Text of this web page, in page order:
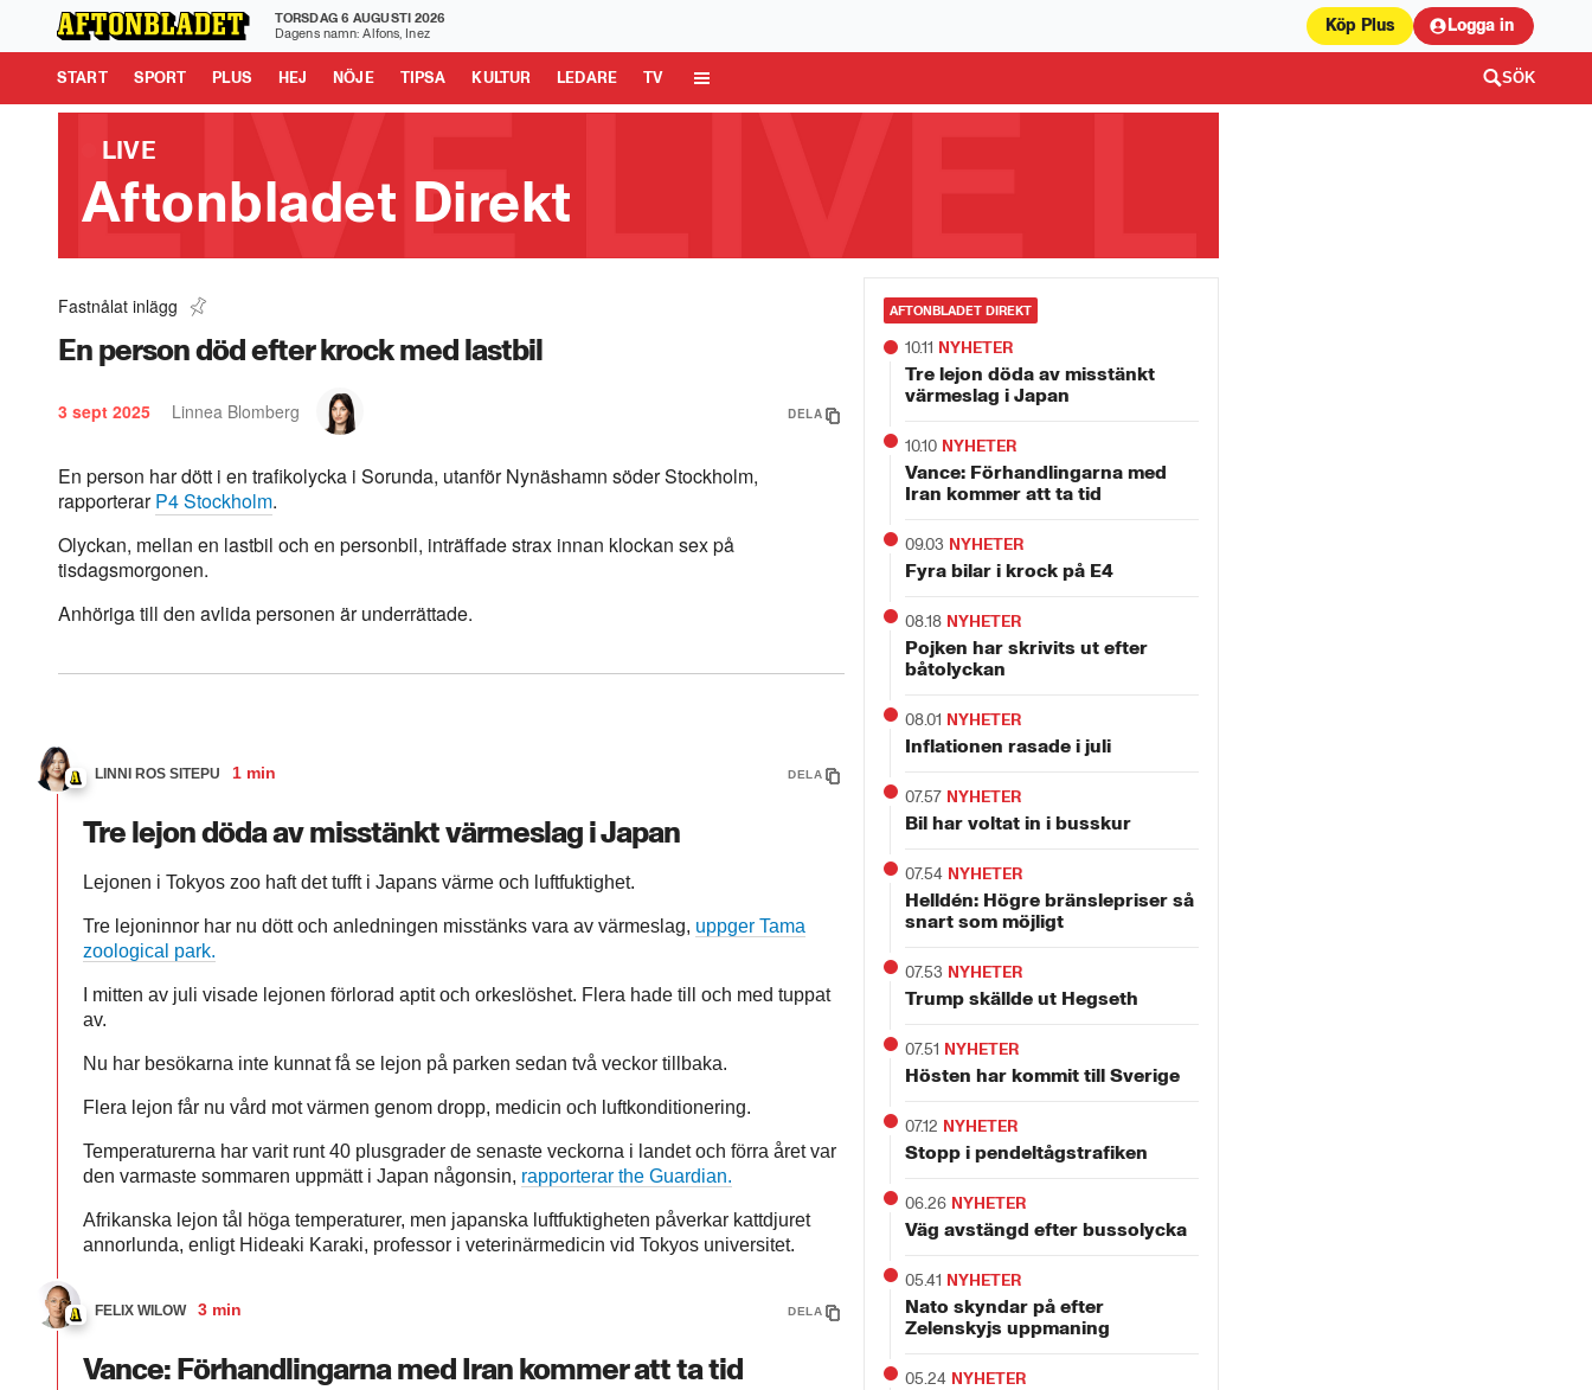
TORSDAG 6 AUGUSTI 2026
Dagens namn: Alfons, Inez
Köp Plus Logga in
START SPORT PLUS HEJ NÖJE TIPSA KULTUR LEDARE TV SÖK
Aftonbladet är en del av Schibsted Media.Schibsted News Media AB är ansvarig för dina data på denna webbplats.
Tipsa oss
LIVE
Aftonbladet Direkt
Uppgifter: Jakt på gärningsman – på samma ö
0:33
Fastnålat inlägg
En person död efter krock med lastbil
3 sept 2025 Linnea Blomberg DELA
En person har dött i en trafikolycka i Sorunda, utanför Nynäshamn söder Stockholm,
rapporterarP4 Stockholm.
Olyckan, mellan en lastbil och en personbil, inträffade strax innan klockan sex på
tisdagsmorgonen.
Anhöriga till den avlida personen är underrättade.
LINNI ROS SITEPU 1 min DELA
Tre lejon döda av misstänkt värmeslag i Japan
Lejonen i Tokyos zoo haft det tufft i Japans värme och luftfuktighet.
Tre lejoninnor har nu dött och anledningen misstänks vara av värmeslag, uppger Tama
zoological park.
I mitten av juli visade lejonen förlorad aptit och orkeslöshet. Flera hade till och med tuppat
av.
Nu har besökarna inte kunnat få se lejon på parken sedan två veckor tillbaka.
Flera lejon får nu vård mot värmen genom dropp, medicin och luftkonditionering.
Temperaturerna har varit runt 40 plusgrader de senaste veckorna i landet och förra året var
den varmaste sommaren uppmätt i Japan någonsin, rapporterar the Guardian.
Afrikanska lejon tål höga temperaturer, men japanska luftfuktigheten påverkar kattdjuret
annorlunda, enligt Hideaki Karaki, professor i veterinärmedicin vid Tokyos universitet.
FELIX WILOW 3 min DELA
Vance: Förhandlingarna med Iran kommer att ta tid
AFTONBLADET DIREKT
10.11 NYHETER
Tre lejon döda av misstänkt
värmeslag i Japan
10.10 NYHETER
Vance: Förhandlingarna med
Iran kommer att ta tid
09.03 NYHETER
Fyra bilar i krock på E4
08.18 NYHETER
Pojken har skrivits ut efter
båtolyckan
08.01 NYHETER
Inflationen rasade i juli
07.57 NYHETER
Bil har voltat in i busskur
07.54 NYHETER
Helldén: Högre bränslepriser så
snart som möjligt
07.53 NYHETER
Trump skällde ut Hegseth
07.51 NYHETER
Hösten har kommit till Sverige
07.12 NYHETER
Stopp i pendeltågstrafiken
06.26 NYHETER
Väg avstängd efter bussolycka
05.41 NYHETER
Nato skyndar på efter
Zelenskyjs uppmaning
05.24 NYHETER